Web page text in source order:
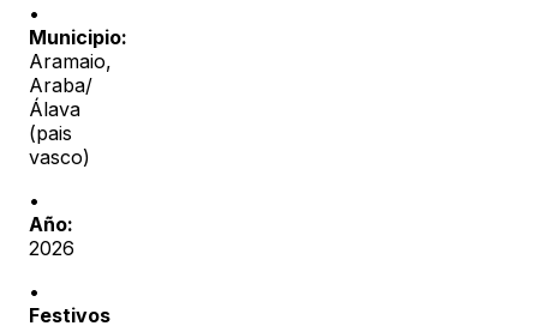
•
Municipio:
Aramaio,
Araba/
Álava
(pais
vasco)
•
Año:
2026
•
Festivos